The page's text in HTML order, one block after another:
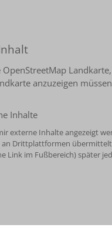
anzuzeigen
Inhalte
externe Inhalte angezeigt
Drittplattformen
Link im Fußbereich) später